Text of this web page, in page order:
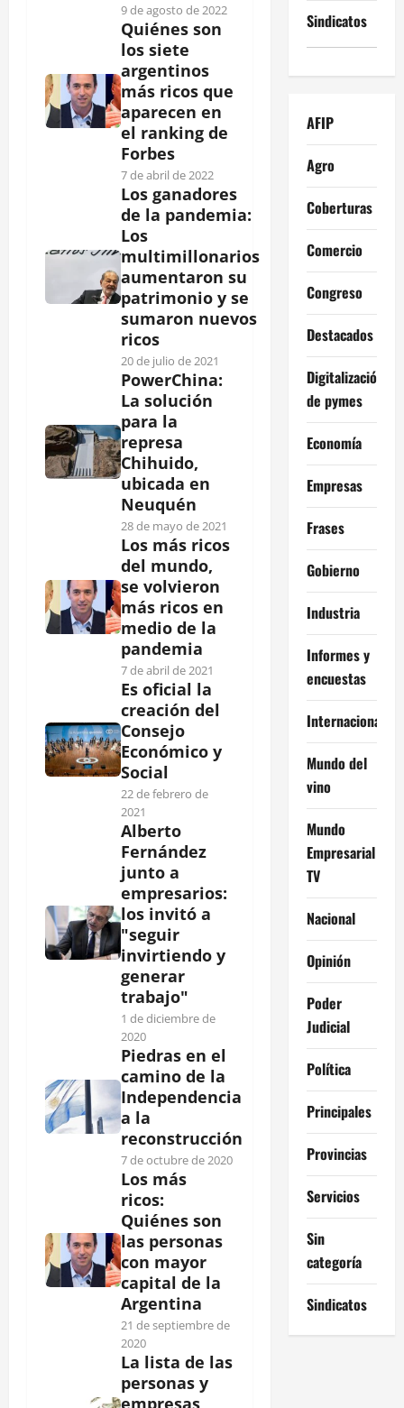
9 de agosto de 2022
Quiénes son
los siete
argentinos
más ricos que
aparecen en
el ranking de
Forbes
7 de abril de 2022
Los ganadores
de la pandemia:
Los
multimillonarios
aumentaron su
patrimonio y se
sumaron nuevos
ricos
20 de julio de 2021
PowerChina:
La solución
para la
represa
Chihuido,
ubicada en
Neuquén
28 de mayo de 2021
Los más ricos
del mundo,
se volvieron
más ricos en
medio de la
pandemia
7 de abril de 2021
Es oficial la
creación del
Consejo
Económico y
Social
22 de febrero de
2021
Alberto
Fernández
junto a
empresarios:
los invitó a
"seguir
invirtiendo y
generar
trabajo"
1 de diciembre de
2020
Piedras en el
camino de la
Independencia
a la
reconstrucción
7 de octubre de 2020
Los más
ricos:
Quiénes son
las personas
con mayor
capital de la
Argentina
21 de septiembre de
2020
La lista de las
personas y
empresas
Sindicatos
AFIP
Agro
Coberturas
Comercio
Congreso
Destacados
Digitalización
de pymes
Economía
Empresas
Frases
Gobierno
Industria
Informes y
encuestas
Internacional
Mundo del
vino
Mundo
Empresarial
TV
Nacional
Opinión
Poder
Judicial
Política
Principales
Provincias
Servicios
Sin
categoría
Sindicatos